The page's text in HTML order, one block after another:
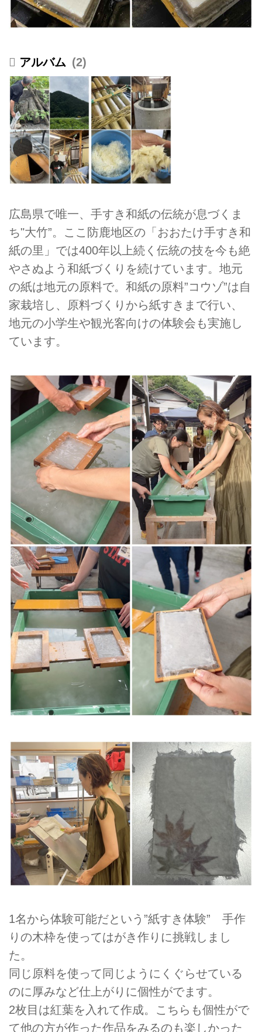
2
広島県で唯一、手すき和紙の伝統が息づくま
ち"大竹”。ここ防鹿地区の「おおたけ手すき和
紙の里」では400年以上続く伝統の技を今も絶
やさぬよう和紙づくりを続けています。地元
の紙は地元の原料で。和紙の原料”コウゾ”は自
家栽培し、原料づくりから紙すきまで行い、
地元の小学生や観光客向けの体験会も実施し
ています。
1名から体験可能だという”紙すき体験” 手作
りの木枠を使ってはがき作りに挑戦しまし
た。
同じ原料を使って同じようにくぐらせている
のに厚みなど仕上がりに個性がでます。
2枚目は紅葉を入れて作成。こちらも個性がで
て他の方が作った作品をみるのも楽しかった